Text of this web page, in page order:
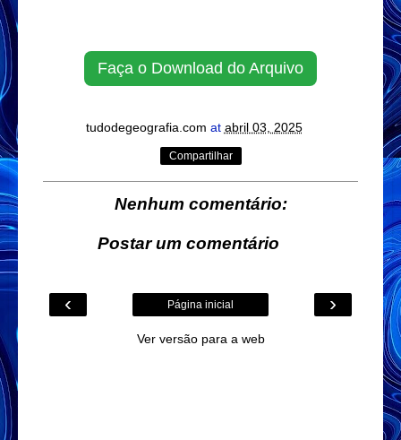
Faça o Download do Arquivo
tudodegeografia.com at abril 03, 2025
Compartilhar
Nenhum comentário:
Postar um comentário
‹ ›
Página inicial
Ver versão para a web